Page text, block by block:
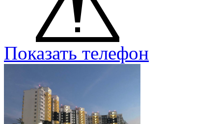
Показать телефон